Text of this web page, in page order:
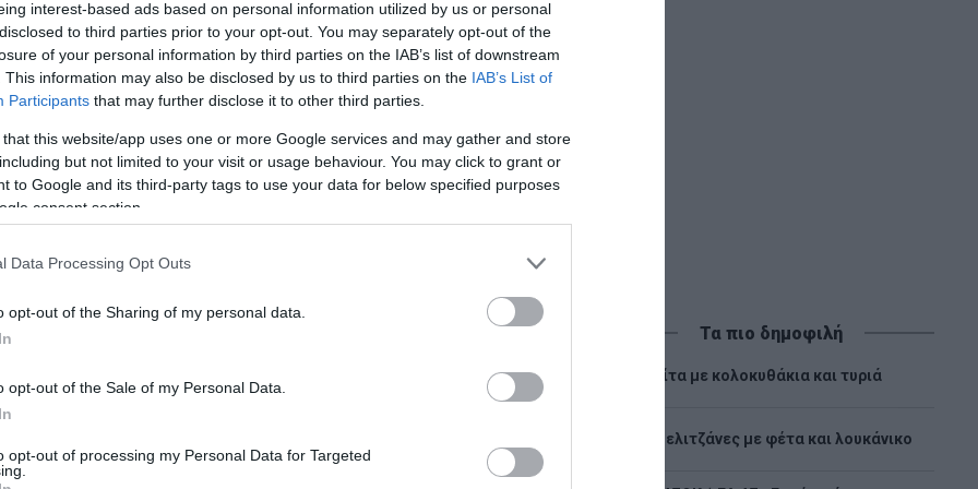
interest-based ads based on personal information utilized by us or personal
to third parties prior to your opt-out. You may separately opt-out of the
of your personal information by third parties on the IAB’s list of downstream
This information may also be disclosed by us to third parties on the IAB’s List of
Participants that may further disclose it to other third parties.
that this website/app uses one or more Google services and may gather and store
but not limited to your visit or usage behaviour. You may click to grant or
to Google and its third-party tags to use your data for below specified purposes
consent section.
Data Processing Opt Outs
opt-out of the Sharing of my personal data.
opt-out of the Sale of my Personal Data.
opt-out of processing my Personal Data for Targeted
νήματα, η δράση, οι κωδικοί και τα «φακελάκια»
αποζημιώσεις
Τρία UAV στο FIR Αθηνών
Lykavitos.gr στο Google News
όλες τις ειδήσεις
Τα πιο δημοφιλή
Πίτα με κολοκυθάκια και τυριά
Μελιτζάνες με φέτα και λουκάνικο